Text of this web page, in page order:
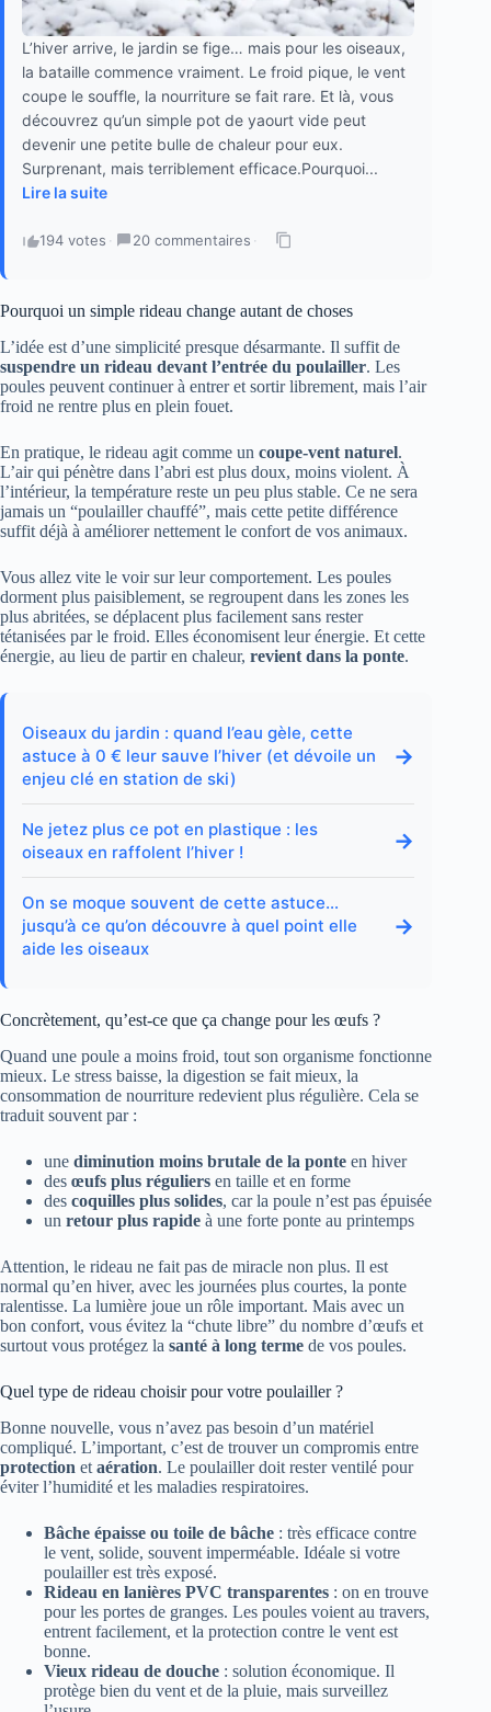
L’hiver arrive, le jardin se fige… mais pour les oiseaux,
la bataille commence vraiment. Le froid pique, le vent
coupe le souffle, la nourriture se fait rare. Et là, vous
découvrez qu’un simple pot de yaourt vide peut
devenir une petite bulle de chaleur pour eux.
Surprenant, mais terriblement efficace.Pourquoi...
Lire la suite
194 votes · 20 commentaires ·
Pourquoi un simple rideau change autant de choses
L’idée est d’une simplicité presque désarmante. Il suffit de
suspendre un rideau devant l’entrée du poulailler. Les
poules peuvent continuer à entrer et sortir librement, mais l’air
froid ne rentre plus en plein fouet.
En pratique, le rideau agit comme un coupe-vent naturel.
L’air qui pénètre dans l’abri est plus doux, moins violent. À
l’intérieur, la température reste un peu plus stable. Ce ne sera
jamais un “poulailler chauffé”, mais cette petite différence
suffit déjà à améliorer nettement le confort de vos animaux.
Vous allez vite le voir sur leur comportement. Les poules
dorment plus paisiblement, se regroupent dans les zones les
plus abritées, se déplacent plus facilement sans rester
tétanisées par le froid. Elles économisent leur énergie. Et cette
énergie, au lieu de partir en chaleur, revient dans la ponte.
Oiseaux du jardin : quand l’eau gèle, cette
astuce à 0 € leur sauve l’hiver (et dévoile un
enjeu clé en station de ski)
→
Ne jetez plus ce pot en plastique : les
oiseaux en raffolent l’hiver !
→
On se moque souvent de cette astuce…
jusqu’à ce qu’on découvre à quel point elle
aide les oiseaux
→
Concrètement, qu’est-ce que ça change pour les œufs ?
Quand une poule a moins froid, tout son organisme fonctionne
mieux. Le stress baisse, la digestion se fait mieux, la
consommation de nourriture redevient plus régulière. Cela se
traduit souvent par :
une diminution moins brutale de la ponte en hiver
des œufs plus réguliers en taille et en forme
des coquilles plus solides, car la poule n’est pas épuisée
un retour plus rapide à une forte ponte au printemps
Attention, le rideau ne fait pas de miracle non plus. Il est
normal qu’en hiver, avec les journées plus courtes, la ponte
ralentisse. La lumière joue un rôle important. Mais avec un
bon confort, vous évitez la “chute libre” du nombre d’œufs et
surtout vous protégez la santé à long terme de vos poules.
Quel type de rideau choisir pour votre poulailler ?
Bonne nouvelle, vous n’avez pas besoin d’un matériel
compliqué. L’important, c’est de trouver un compromis entre
protection et aération. Le poulailler doit rester ventilé pour
éviter l’humidité et les maladies respiratoires.
Bâche épaisse ou toile de bâche : très efficace contre
le vent, solide, souvent imperméable. Idéale si votre
poulailler est très exposé.
Rideau en lanières PVC transparentes : on en trouve
pour les portes de granges. Les poules voient au travers,
entrent facilement, et la protection contre le vent est
bonne.
Vieux rideau de douche : solution économique. Il
protège bien du vent et de la pluie, mais surveillez